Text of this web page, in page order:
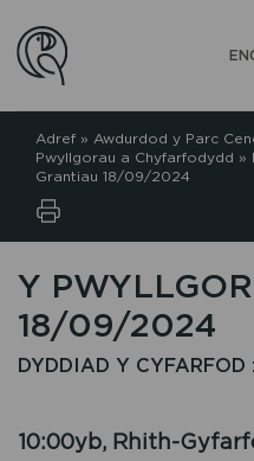
Adref » Awdurdod y Parc
Pwyllgorau a Chyfarfodydd »
Grantiau 18/09/2024
Y
18/09/2024
DYDDIAD Y
10:00yb, Rhith-